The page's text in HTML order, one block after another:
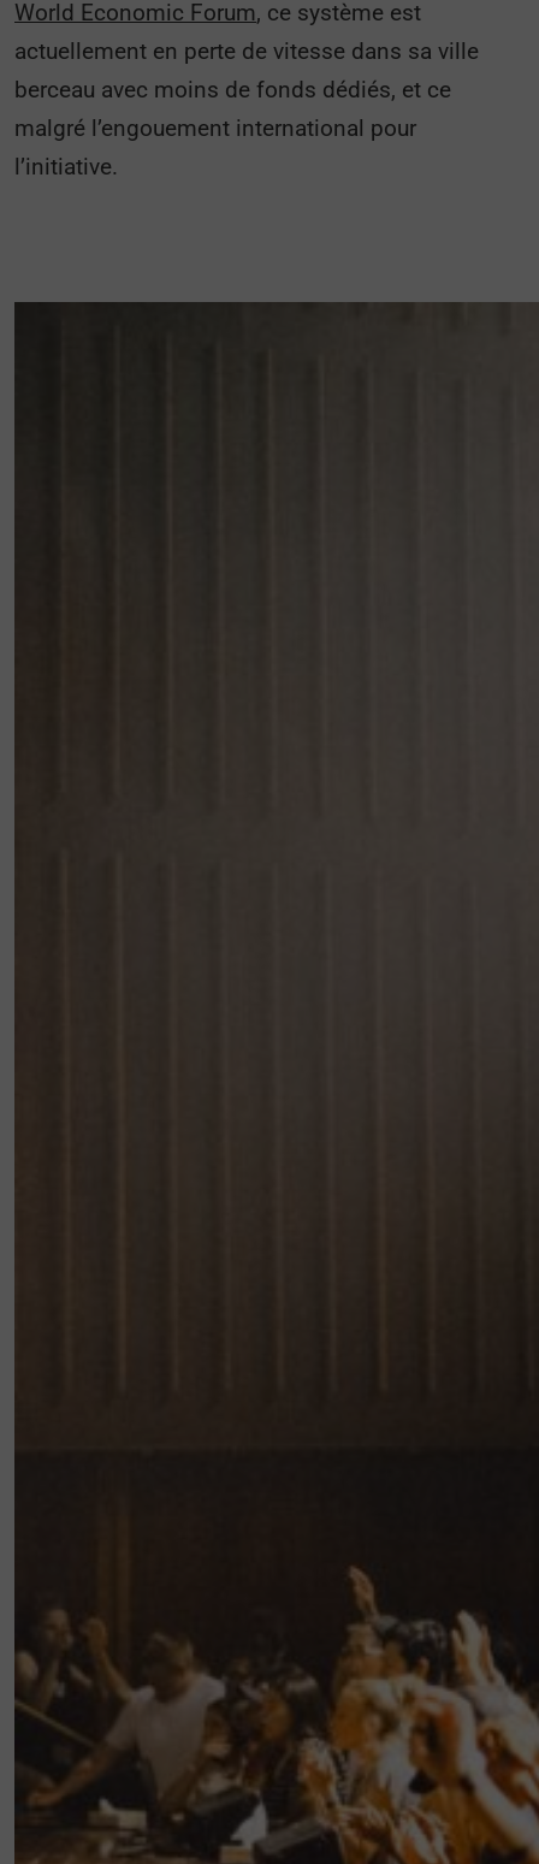
World Economic Forum, ce système est
actuellement en perte de vitesse dans sa ville
berceau avec moins de fonds dédiés, et ce
malgré l’engouement international pour
l’initiative.